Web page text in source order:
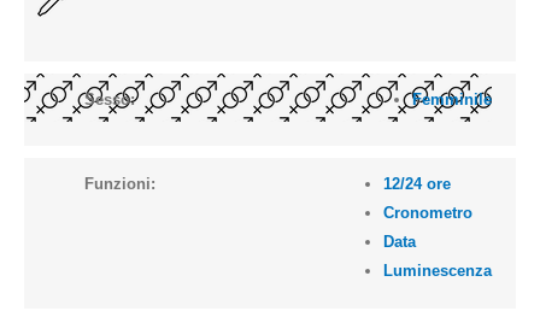
Sesso: Femminile
Funzioni:
12/24 ore
Cronometro
Data
Luminescenza